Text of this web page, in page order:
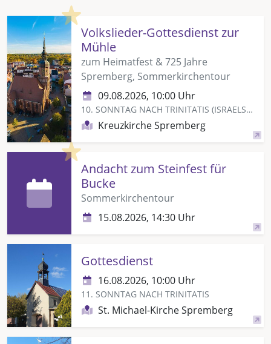
Highlight
Volkslieder-Gottesdienst zur
Mühle
zum Heimatfest & 725 Jahre
Spremberg, Sommerkirchentour
09.08.2026, 10:00 Uhr
10. SONNTAG NACH TRINITATIS (ISRAELSONNTAG)
Kreuzkirche Spremberg
Highlight
Andacht zum Steinfest für
Bucke
Sommerkirchentour
15.08.2026, 14:30 Uhr
Gottesdienst
16.08.2026, 10:00 Uhr
11. SONNTAG NACH TRINITATIS
St. Michael-Kirche Spremberg